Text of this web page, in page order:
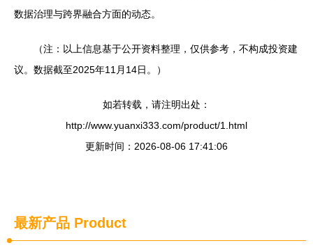
数据治理与跨界融合方面的动态。
（注：以上信息基于公开资料整理，仅供参考，不构成投资建
议。数据截至2025年11月14日。）
如若转载，请注明出处：
http://www.yuanxi333.com/product/1.html
更新时间：2026-08-06 17:41:06
最新产品 Product